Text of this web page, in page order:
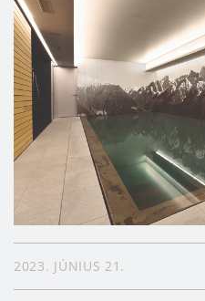
2023. JÚNIUS 21.